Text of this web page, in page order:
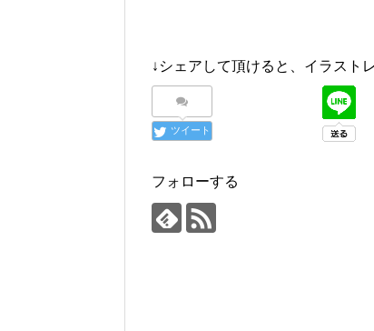
↓シェアして頂けると、イラスト
ツイート
フォローする